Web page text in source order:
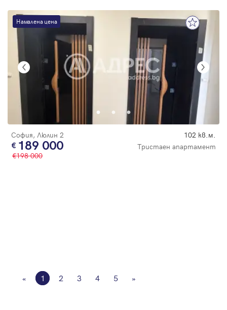
Намалена цена
София, Люлин 2 102 кв.м.
189 000
Тристаен апартамент
198 000
« 1 2 3 4 5 »